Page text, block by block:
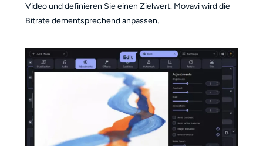
Video und definieren Sie einen Zielwert. Movavi wird die
Bitrate dementsprechend anpassen.